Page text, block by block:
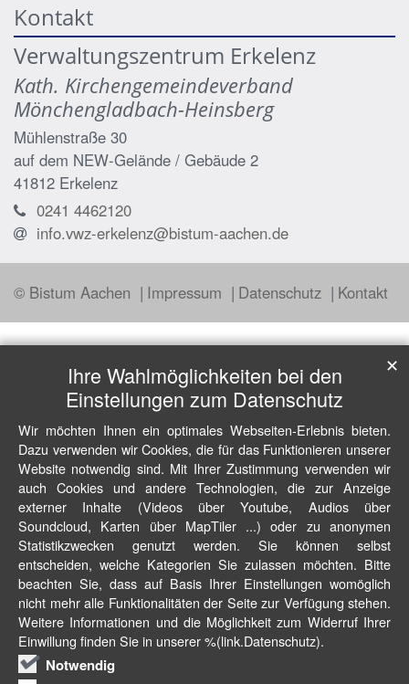
Kontakt
Verwaltungszentrum Erkelenz
Kath. Kirchengemeindeverband
Mönchengladbach-Heinsberg
Mühlenstraße 30
auf dem NEW-Gelände / Gebäude 2
41812 Erkelenz
0241 4462120
info.vwz-erkelenz@bistum-aachen.de
© Bistum Aachen Impressum Datenschutz Kontakt
Ihre Wahlmöglichkeiten bei den
Einstellungen zum Datenschutz
Wir möchten Ihnen ein optimales Webseiten-Erlebnis bieten.
Dazu verwenden wir Cookies, die für das Funktionieren unserer
Website notwendig sind. Mit Ihrer Zustimmung verwenden wir
auch Cookies und andere Technologien, die zur Anzeige
externer Inhalte (Videos über Youtube, Audios über
Soundcloud, Karten über MapTiler ...) oder zu anonymen
Statistikzwecken genutzt werden. Sie können selbst
entscheiden, welche Kategorien Sie zulassen möchten. Bitte
beachten Sie, dass auf Basis Ihrer Einstellungen womöglich
nicht mehr alle Funktionalitäten der Seite zur Verfügung stehen.
Weitere Informationen und die Möglichkeit zum Widerruf Ihrer
Einwillung finden Sie in unserer %(link.Datenschutz).
Notwendig
✕